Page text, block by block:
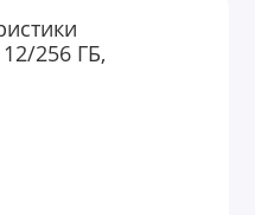
именно для этого.
в сочетании с
и пыли по
устройство
не переживая за его
256 ГБ,